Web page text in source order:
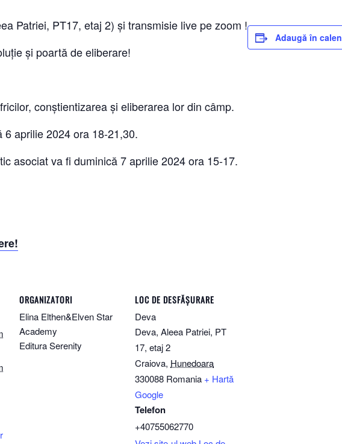
Patriei, PT17, etaj 2) și transmisie live pe zoom !
și poartă de eliberare!
conștientizarea și eliberarea lor din câmp.
6 aprilie 2024 ora 18-21,30.
asociat va fi duminică 7 aprilie 2024 ora 15-17.
Adaugă în
ORGANIZATORI
Elina Elthen&Elven Star
Academy
Editura Serenity
LOC DE DESFĂȘURARE
Deva
Deva, Aleea Patriei, PT
17, etaj 2
Craiova, Hunedoara
330088 Romania + Hartă
Google
Telefon
+40755062770